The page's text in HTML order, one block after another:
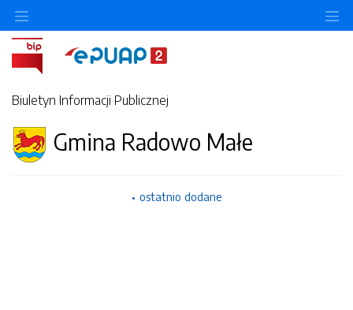
Biuletyn Informacji Publicznej
Gmina Radowo Małe
ostatnio dodane